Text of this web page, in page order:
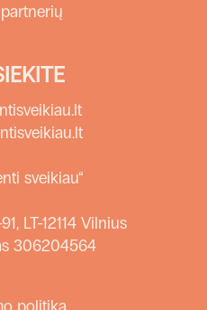
sveikiau“
LT-12114 Vilnius
306204564
politika